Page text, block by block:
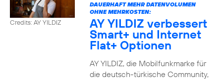
Credits: AY YILDIZ
DAUERHAFT MEHR DATENVOLUMEN
OHNE MEHRKOSTEN:
AY YILDIZ verbessert
Smart+ und Internet
Flat+ Optionen
AY YILDIZ, die Mobilfunkmarke für
die deutsch-türkische Community,